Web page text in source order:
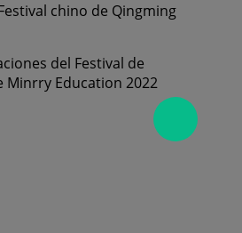
chino de Qingming
del Festival de
Minrry Education 2022